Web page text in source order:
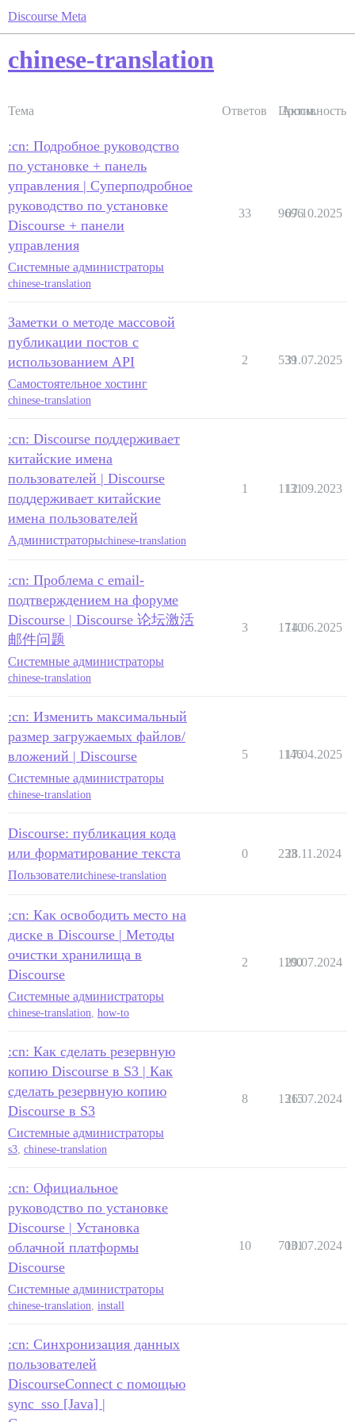
Discourse Meta
chinese-translation
Тема Ответов Просм.
Активность
:cn: Подробное руководство
по установке + панель
управления | Суперподробное
руководство по установке
Discourse + панели
управления
Системные администраторы
chinese-translation
33 9696
07.10.2025
Заметки о методе массовой
публикации постов с
использованием API
Самостоятельное хостинг
chinese-translation
2 539
31.07.2025
:cn: Discourse поддерживает
китайские имена
пользователей | Discourse
поддерживает китайские
имена пользователей
Администраторыchinese-translation
1 1131
12.09.2023
:cn: Проблема с email-
подтверждением на форуме
Discourse | Discourse 论坛激活
邮件问题
Системные администраторы
chinese-translation
3 1710
14.06.2025
:cn: Изменить максимальный
размер загружаемых файлов/
вложений | Discourse
Системные администраторы
chinese-translation
5 1146
17.04.2025
Discourse: публикация кода
или форматирование текста
Пользователиchinese-translation
0 233
28.11.2024
:cn: Как освободить место на
диске в Discourse | Методы
очистки хранилища в
Discourse
Системные администраторы
chinese-translation, how-to
2 1100
29.07.2024
:cn: Как сделать резервную
копию Discourse в S3 | Как
сделать резервную копию
Discourse в S3
Системные администраторы
s3, chinese-translation
8 1315
26.07.2024
:cn: Официальное
руководство по установке
Discourse | Установка
облачной платформы
Discourse
Системные администраторы
chinese-translation, install
10 7031
10.07.2024
:cn: Синхронизация данных
пользователей
DiscourseConnect с помощью
sync_sso [Java] |